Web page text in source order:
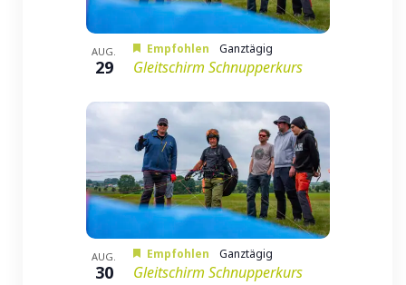
AUG.
29 Gleitschirm Schnupperkurs
Empfohlen Ganztägig
AUG.
30 Gleitschirm Schnupperkurs
Empfohlen Ganztägig